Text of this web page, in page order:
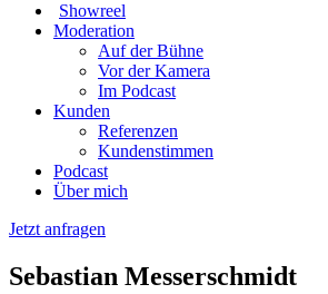
Showreel
Moderation
Auf der Bühne
Vor der Kamera
Im Podcast
Kunden
Referenzen
Kundenstimmen
Podcast
Über mich
Jetzt anfragen
Sebastian Messerschmidt